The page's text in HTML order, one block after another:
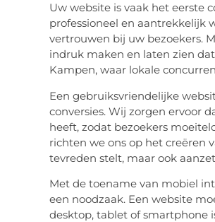
Uw website is vaak het eerste
professioneel en aantrekkelijk
vertrouwen bij uw bezoekers.
indruk maken en laten zien
Kampen, waar lokale
Een gebruiksvriendelijke
conversies. Wij zorgen ervoor
heeft, zodat bezoekers
richten we ons op het creëren
tevreden stelt, maar ook
Met de toename van mobiel
een noodzaak. Een website
desktop, tablet of smartphone